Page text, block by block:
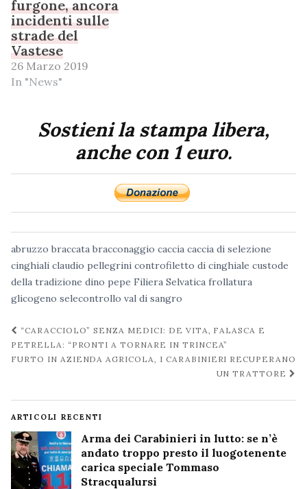
furgone, ancora
incidenti sulle
strade del
Vastese
26 Marzo 2019
In "News"
Sostieni la stampa libera,
anche con 1 euro.
abruzzo braccata bracconaggio caccia caccia di selezione
cinghiali claudio pellegrini controfiletto di cinghiale custode
della tradizione dino pepe Filiera Selvatica frollatura
glicogeno selecontrollo val di sangro
Navigazione
post
“CARACCIOLO” SENZA MEDICI: DE VITA, FALASCA E
PETRELLA: “PRONTI A TORNARE IN TRINCEA”
FURTO IN AZIENDA AGRICOLA, I CARABINIERI RECUPERANO
UN TRATTORE
ARTICOLI RECENTI
Arma dei Carabinieri in lutto: se n’è
andato troppo presto il luogotenente
carica speciale Tommaso
Stracqualursi